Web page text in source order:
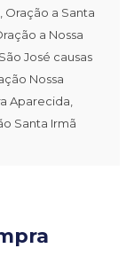
Oração a Santa
a Nossa
José causas
Nossa
Aparecida,
Santa Irmã